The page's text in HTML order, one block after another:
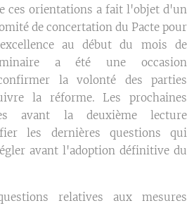
ces orientations a fait l'objet d'un
de concertation du Pacte pour
au début du mois de
a été une occasion
la volonté des parties
la réforme. Les prochaines
avant la deuxième lecture
les dernières questions qui
avant l'adoption définitive du
relatives aux mesures